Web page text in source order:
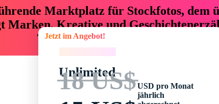
Marktplatz für Stockfotos, dem
Marken, Kreative und
76 % an Zeit und Budget
Jetzt im Angebot!
Unlimited
18 US$USD pro Monat
jährlich